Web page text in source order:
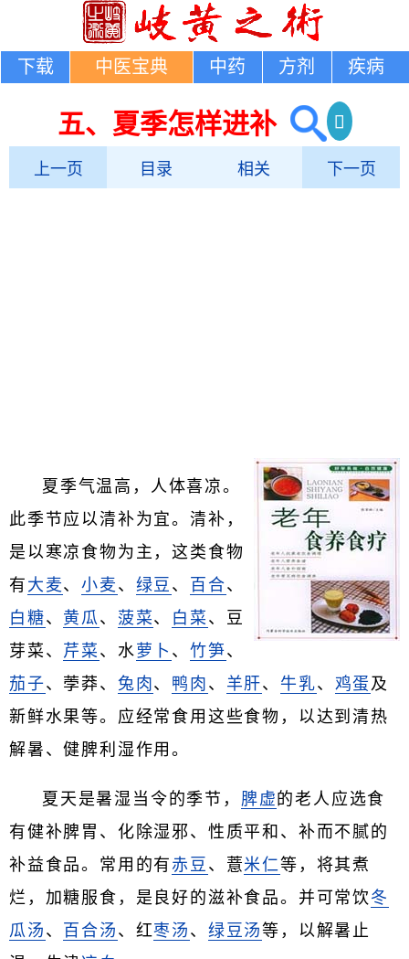
下载 中医宝典 中药 方剂 疾病
五、夏季怎样进补
上一页 目录 相关 下一页
夏季气温高，人体喜凉。
此季节应以清补为宜。清补，
是以寒凉食物为主，这类食物
有 大麦、小麦 、 绿豆 、 百合、
白糖、 黄瓜 、 菠菜、 白菜 、豆
芽菜、 芹菜 、水 萝卜 、竹笋、
茄子、荸莽、 兔肉 、 鸭肉 、 羊肝、 牛乳、 鸡蛋 及
新鲜水果等。应经常食用这些食物，以达到清热
解暑、健脾利湿作用。
夏天是暑湿当令的季节， 脾虚 的老人应选食
有健补脾胃、化除湿邪、性质平和、补而不腻的
补益食品。常用的有 赤豆 、薏米仁等，将其煮
烂，加糖服食，是良好的滋补食品。并可常饮 冬
瓜汤 、 百合汤 、红枣汤 、 绿豆汤等，以解暑止